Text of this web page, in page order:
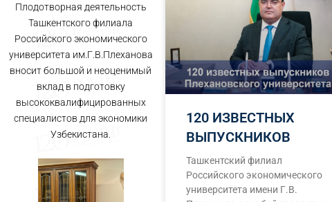
Плодотворная деятельность
Ташкентского филиала
Российского экономического
университета им.Г.В.Плеханова
вносит большой и неоценимый
вклад в подготовку
высококвалифицированных
специалистов для экономики
Узбекистана.
120 ИЗВЕСТНЫХ
ВЫПУСКНИКОВ
Ташкентский филиал
Российского экономического
университета имени Г.В.